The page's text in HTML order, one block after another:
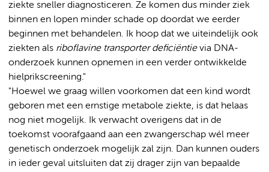
ziekte sneller diagnosticeren. Ze komen dus minder ziek
binnen en lopen minder schade op doordat we eerder
beginnen met behandelen. Ik hoop dat we uiteindelijk ook
ziekten als riboflavine transporter deficiëntievia DNA-
onderzoek kunnen opnemen in een verder ontwikkelde
hielprikscreening."
"Hoewel we graag willen voorkomen dat een kind wordt
geboren met een ernstige metabole ziekte, is dat helaas
nog niet mogelijk. Ik verwacht overigens dat in de
toekomst voorafgaand aan een zwangerschap wél meer
genetisch onderzoek mogelijk zal zijn. Dan kunnen ouders
in ieder geval uitsluiten dat zij drager zijn van bepaalde